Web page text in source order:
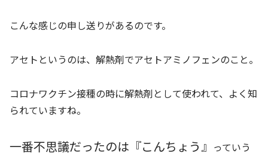
こんな感じの申し送りがあるのです。
アセトというのは、解熱剤でアセトアミノフェンのこと。
コロナワクチン接種の時に解熱剤として使われて、よく知
られていますね。
一番不思議だったのは 『こんちょう』 っていう